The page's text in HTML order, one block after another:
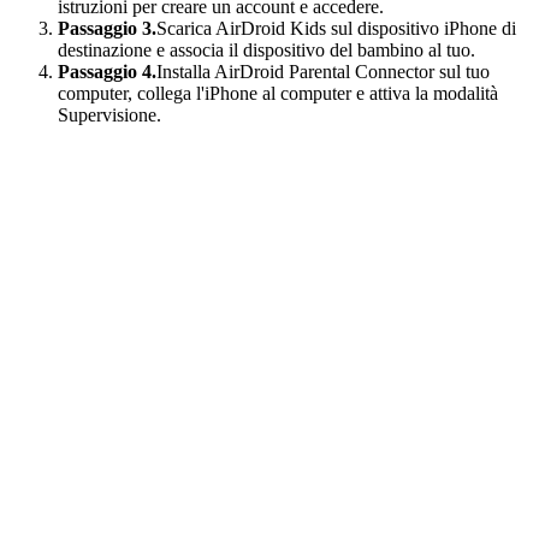
istruzioni per creare un account e accedere.
Passaggio 3.Scarica AirDroid Kids sul dispositivo iPhone di
destinazione e associa il dispositivo del bambino al tuo.
Passaggio 4.Installa AirDroid Parental Connector sul tuo
computer, collega l'iPhone al computer e attiva la modalità
Supervisione.